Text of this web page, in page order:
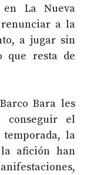
La Nueva
a la
a jugar sin
que resta de
Bara les
conseguir el
la
afición han